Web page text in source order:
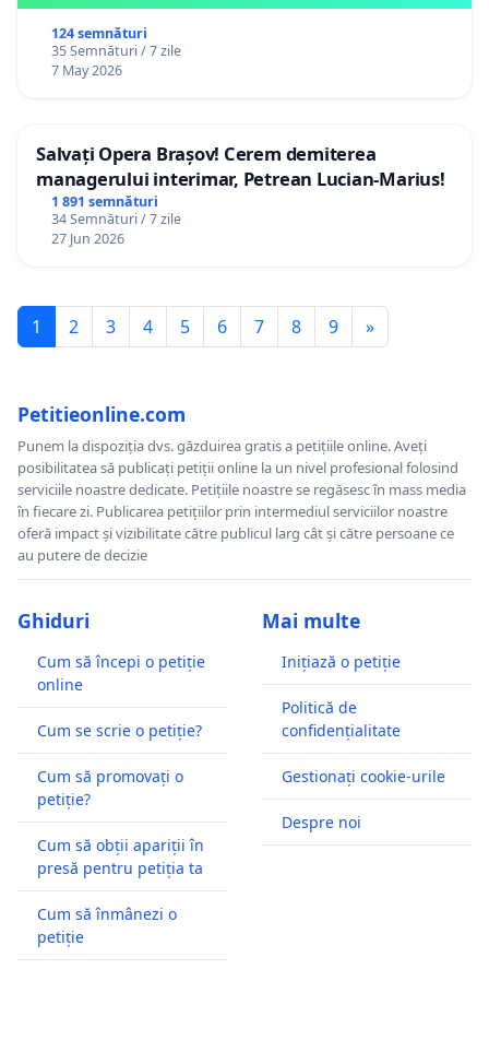
124 semnături
35 Semnături / 7 zile
7 May 2026
Salvați Opera Brașov! Cerem demiterea
managerului interimar, Petrean Lucian-Marius!
1 891 semnături
34 Semnături / 7 zile
27 Jun 2026
1 2 3 4 5 6 7 8 9 »
Petitieonline.com
Punem la dispoziția dvs. găzduirea gratis a petițiile online. Aveți
posibilitatea să publicați petiții online la un nivel profesional folosind
serviciile noastre dedicate. Petițiile noastre se regăsesc în mass media
în fiecare zi. Publicarea petițiilor prin intermediul serviciilor noastre
oferă impact și vizibilitate către publicul larg cât și către persoane ce
au putere de decizie
Ghiduri
Cum să începi o petiție
online
Cum se scrie o petiție?
Cum să promovați o
petiție?
Cum să obții apariții în
presă pentru petiția ta
Cum să înmânezi o
petiție
Mai multe
Inițiază o petiție
Politică de
confidențialitate
Gestionați cookie-urile
Despre noi